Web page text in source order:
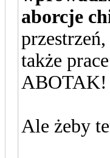
aborcje
także
ABOTAK!
Ale żeby